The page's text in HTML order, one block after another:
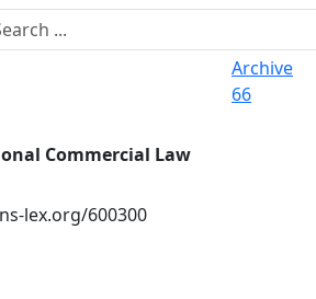
Archive
66
Commercial Law
lex.org/600300